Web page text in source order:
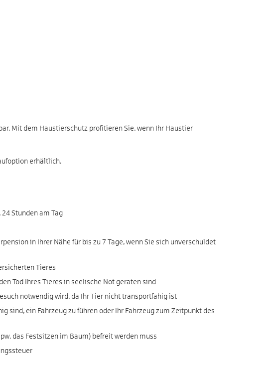
Mit dem Haustierschutz profitieren Sie, wenn Ihr Haustier
erhältlich.
Stunden am Tag
in Ihrer Nähe für bis zu 7 Tage, wenn Sie sich unverschuldet
Tieres
Tod Ihres Tieres in seelische Not geraten sind
notwendig wird, da Ihr Tier nicht transportfähig ist
sind, ein Fahrzeug zu führen oder Ihr Fahrzeug zum Zeitpunkt des
das Festsitzen im Baum) befreit werden muss